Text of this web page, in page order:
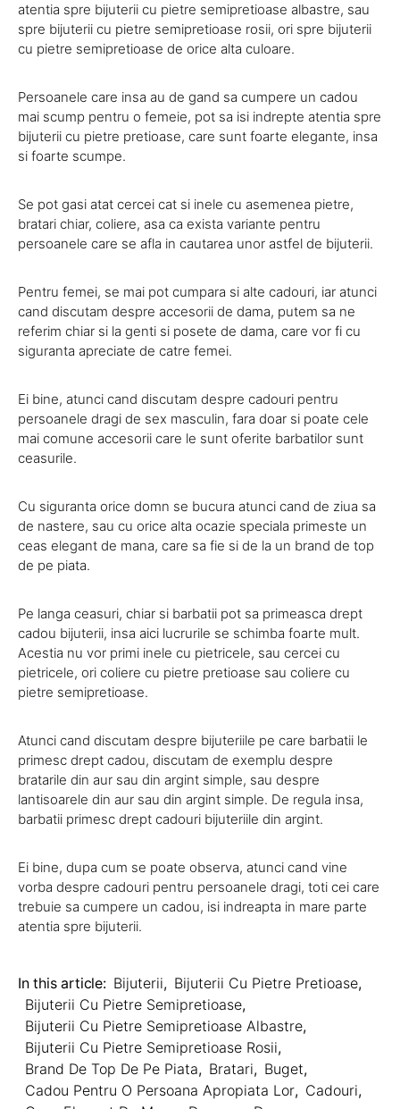
atentia spre bijuterii cu pietre semipretioase albastre, sau
spre bijuterii cu pietre semipretioase rosii, ori spre bijuterii
cu pietre semipretioase de orice alta culoare.
Persoanele care insa au de gand sa cumpere un cadou
mai scump pentru o femeie, pot sa isi indrepte atentia spre
bijuterii cu pietre pretioase, care sunt foarte elegante, insa
si foarte scumpe.
Se pot gasi atat cercei cat si inele cu asemenea pietre,
bratari chiar, coliere, asa ca exista variante pentru
persoanele care se afla in cautarea unor astfel de bijuterii.
Pentru femei, se mai pot cumpara si alte cadouri, iar atunci
cand discutam despre accesorii de dama, putem sa ne
referim chiar si la genti si posete de dama, care vor fi cu
siguranta apreciate de catre femei.
Ei bine, atunci cand discutam despre cadouri pentru
persoanele dragi de sex masculin, fara doar si poate cele
mai comune accesorii care le sunt oferite barbatilor sunt
ceasurile.
Cu siguranta orice domn se bucura atunci cand de ziua sa
de nastere, sau cu orice alta ocazie speciala primeste un
ceas elegant de mana, care sa fie si de la un brand de top
de pe piata.
Pe langa ceasuri, chiar si barbatii pot sa primeasca drept
cadou bijuterii, insa aici lucrurile se schimba foarte mult.
Acestia nu vor primi inele cu pietricele, sau cercei cu
pietricele, ori coliere cu pietre pretioase sau coliere cu
pietre semipretioase.
Atunci cand discutam despre bijuteriile pe care barbatii le
primesc drept cadou, discutam de exemplu despre
bratarile din aur sau din argint simple, sau despre
lantisoarele din aur sau din argint simple. De regula insa,
barbatii primesc drept cadouri bijuteriile din argint.
Ei bine, dupa cum se poate observa, atunci cand vine
vorba despre cadouri pentru persoanele dragi, toti cei care
trebuie sa cumpere un cadou, isi indreapta in mare parte
atentia spre bijuterii.
In this article: Bijuterii, Bijuterii Cu Pietre Pretioase,
Bijuterii Cu Pietre Semipretioase,
Bijuterii Cu Pietre Semipretioase Albastre,
Bijuterii Cu Pietre Semipretioase Rosii,
Brand De Top De Pe Piata, Bratari, Buget,
Cadou Pentru O Persoana Apropiata Lor, Cadouri,